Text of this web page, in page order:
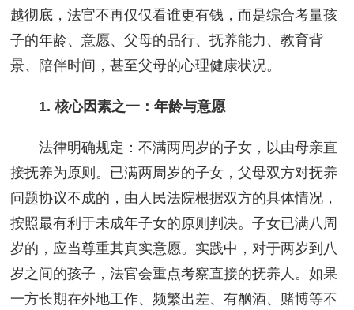
越彻底，法官不再仅仅看谁更有钱，而是综合考量孩
子的年龄、意愿、父母的品行、抚养能力、教育背
景、陪伴时间，甚至父母的心理健康状况。
1. 核心因素之一：年龄与意愿
法律明确规定：不满两周岁的子女，以由母亲直
接抚养为原则。已满两周岁的子女，父母双方对抚养
问题协议不成的，由人民法院根据双方的具体情况，
按照最有利于未成年子女的原则判决。子女已满八周
岁的，应当尊重其真实意愿。实践中，对于两岁到八
岁之间的孩子，法官会重点考察直接的抚养人。如果
一方长期在外地工作、频繁出差、有酗酒、赌博等不